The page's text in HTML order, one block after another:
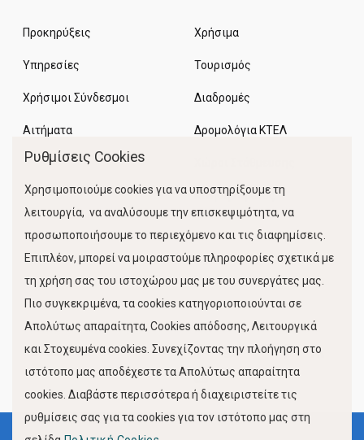
Προκηρύξεις
Υπηρεσίες
Χρήσιμοι Σύνδεσμοι
Αιτήματα
Χρήσιμα
Τουρισμός
Διαδρομές
Δρομολόγια ΚΤΕΛ
Κίνηση Λιμένος
FOLLOW US
Ρυθμίσεις Cookies
Χρησιμοποιούμε cookies για να υποστηρίξουμε τη
λειτουργία, να αναλύσουμε την επισκεψιμότητα, να
προσωποποιήσουμε το περιεχόμενο και τις διαφημίσεις.
Επιπλέον, μπορεί να μοιραστούμε πληροφορίες σχετικά με
τη χρήση σας του ιστοχώρου μας με του συνεργάτες μας.
Πιο συγκεκριμένα, τα cookies κατηγοριοποιούνται σε
Απολύτως απαραίτητα, Cookies απόδοσης, Λειτουργικά
και Στοχευμένα cookies. Συνεχίζοντας την πλοήγηση στο
ιστότοπο μας αποδέχεστε τα Απολύτως απαραίτητα
cookies. Διαβάστε περισσότερα ή διαχειριστείτε τις
ρυθμίσεις σας για τα cookies για τον ιστότοπο μας στη